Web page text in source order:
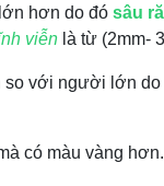
hơn do đó sâu
viễn là từ (2mm-
với người lớn
có màu vàng hơn.